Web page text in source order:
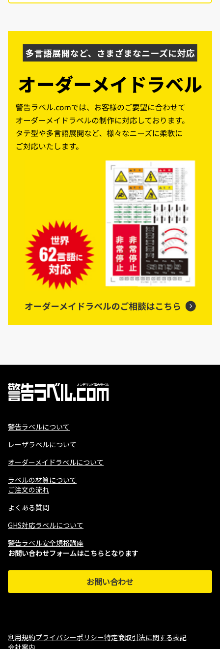
警告ラベルについて
レーザラベルについて
オーダーメイドラベルについて
ラベルの材質について
ご注文の流れ
よくある質問
GHS対応ラベルについて
警告ラベル安全規格講座
お問い合わせフォームはこちらとなります
お問い合わせ
利用規約プライバシーポリシー特定商取引法に関する表記
会社案内